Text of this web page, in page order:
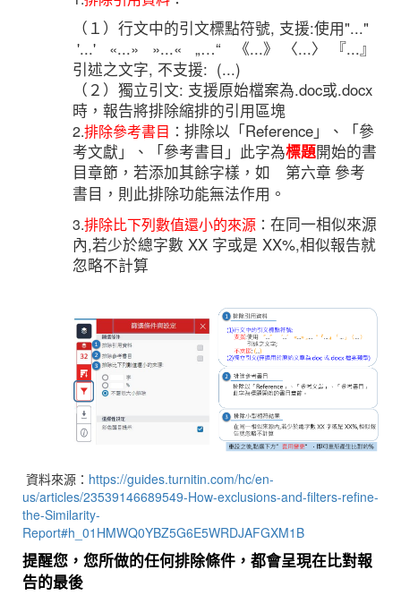
（１）行文中的引文標點符號, 支援:使用"..."
'...' «...» »...« „…“ 《...》 〈...〉 『...』
引述之文字, 不支援: (...)
（２）獨立引文: 支援原始檔案為.doc或.docx
時，報告將排除縮排的引用區塊
2.排除參考書目 ： 排除以「Reference」、「參
考文獻」、「參考書目」此字為標題開始的書
目章節 ，若添加其餘字樣，如 第六章 參考
書目，則此排除功能無法作用。
3.排除比下列數值還小的來源 ： 在同一相似來源
內,若少於總字數 XX 字或是 XX%,相似報告就
忽略不計算
資料來源： https://guides.turnitin.com/hc/en-
us/articles/23539146689549-How-exclusions-and-filters-refine-
the-Similarity-
Report#h_01HMWQ0YBZ5G6E5WRDJAFGXM1B
提醒您，您所做的任何排除條件，都會呈現在比對報
告的最後